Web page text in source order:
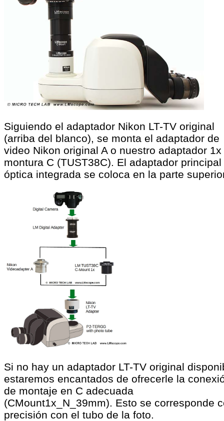
Siguiendo el adaptador Nikon LT-TV original
(arriba del blanco), se monta el adaptador de
video Nikon original A o nuestro adaptador 1x
montura C (TUST38C). El adaptador
óptica integrada se coloca en la parte
Si no hay un adaptador LT-TV original
estaremos encantados de ofrecerle la
de montaje en C adecuada
(CMount1x_N_39mm). Esto se corresponde
precisión con el tubo de la foto.